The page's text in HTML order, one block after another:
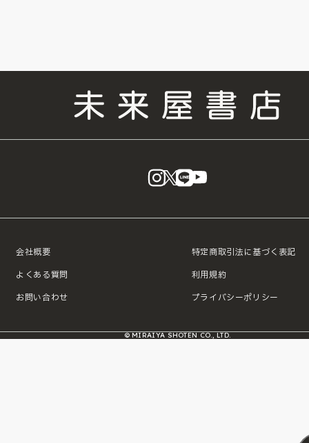
instagram
X LINE
会社概要
よくある質問
お問い合わせ
特定商取引法に基づく表記
利用規約
プライバシーポリシー
© MIRAIYA SHOTEN CO., LTD.